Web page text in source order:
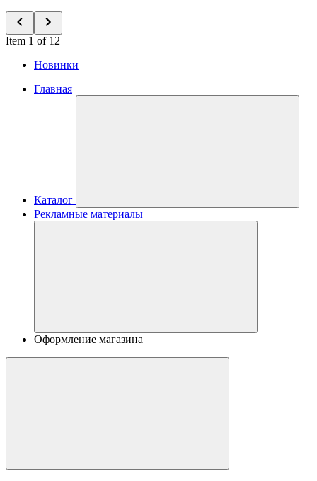
Item 1 of 12
Новинки
Главная
Каталог
Рекламные материалы
Оформление магазина